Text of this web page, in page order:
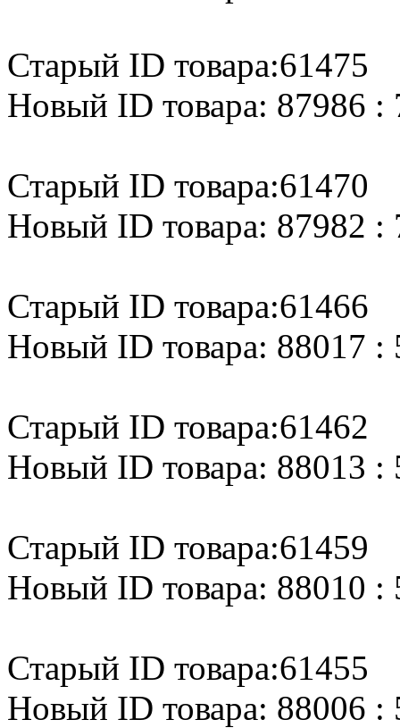
Старый ID товара:61475
Новый ID товара: 87986 :
Старый ID товара:61470
Новый ID товара: 87982 :
Старый ID товара:61466
Новый ID товара: 88017 :
Старый ID товара:61462
Новый ID товара: 88013 :
Старый ID товара:61459
Новый ID товара: 88010 :
Старый ID товара:61455
Новый ID товара: 88006 :